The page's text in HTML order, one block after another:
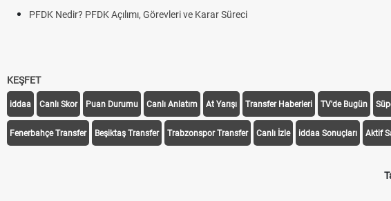
PFDK Nedir? PFDK Açılımı, Görevleri ve Karar Süreci
KEŞFET
iddaa Canlı Skor Puan Durumu Canlı Anlatım At Yarışı Transfer Haberleri TV'de Bugün
Fenerbahçe Transfer Beşiktaş Transfer Trabzonspor Transfer Canlı İzle iddaa Sonuçları Aktif